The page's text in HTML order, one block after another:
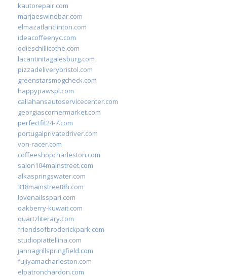
kautorepair.com
marjaeswinebar.com
elmazatlanclinton.com
ideacoffeenyc.com
odieschillicothe.com
lacantinitagalesburg.com
pizzadeliverybristol.com
greenstarsmogcheck.com
happypawspl.com
callahansautoservicecenter.com
georgiascornermarket.com
perfectfit24-7.com
portugalprivatedriver.com
von-racer.com
coffeeshopcharleston.com
salon104mainstreet.com
alkaspringswater.com
318mainstreet8h.com
lovenailsspari.com
oakberry-kuwait.com
quartzliterary.com
friendsofbroderickpark.com
studiopiattellina.com
jannagrillspringfield.com
fujiyamacharleston.com
elpatronchardon.com